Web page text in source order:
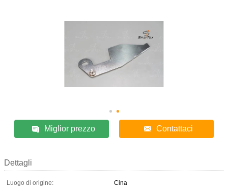
Miglior prezzo Contattaci
Dettagli
Luogo di origine:
Cina